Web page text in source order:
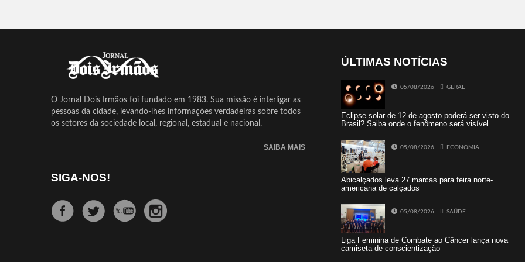
O Jornal Dois Irmãos foi fundado em 1983. Sua missão é interligar as
pessoas da cidade, levando-lhes informações verdadeiras sobre todos
os setores da sociedade local, regional, estadual e nacional.
SAIBA MAIS
SIGA-NOS!
ÚLTIMAS NOTÍCIAS
05/08/2026 GERAL
Eclipse solar de 12 de agosto poderá ser visto do
Brasil? Saiba onde o fenômeno será visível
05/08/2026 ECONOMIA
Abicalçados leva 27 marcas para feira norte-
americana de calçados
05/08/2026 SAÚDE
Liga Feminina de Combate ao Câncer lança nova
camiseta de conscientização